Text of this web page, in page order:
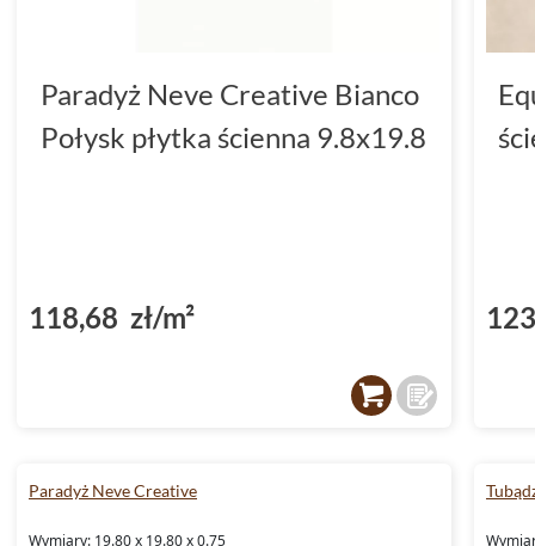
Paradyż Neve Creative Bianco
Połysk płytka ścienna 9.8x19.8
118,68 zł/m²
Paradyż Neve Creative
Wymiary: 19.80 x 19.80 x 0.75